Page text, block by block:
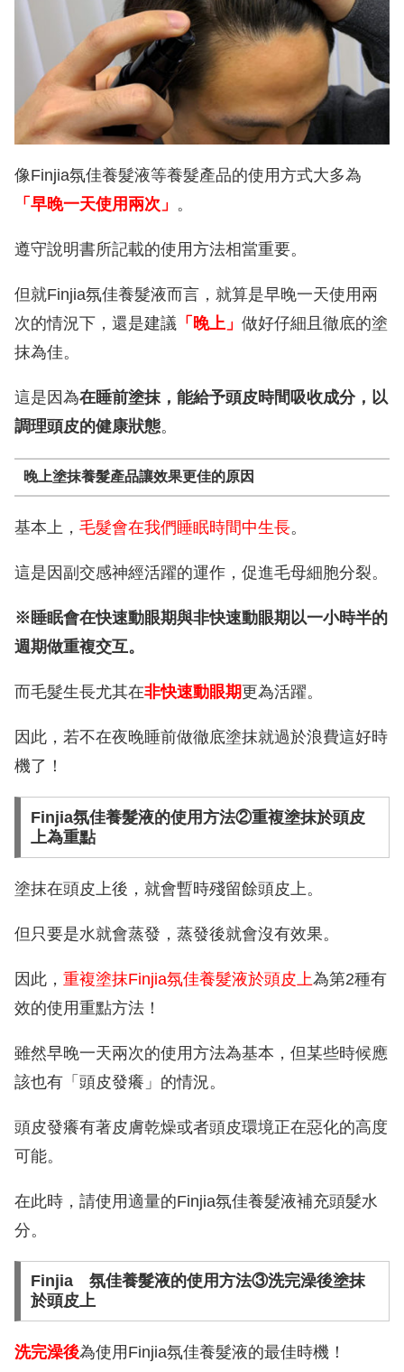
像Finjia氛佳養髮液等養髮產品的使用方式大多為
「早晚一天使用兩次」 。
遵守說明書所記載的使用方法相當重要。
但就Finjia氛佳養髮液而言，就算是早晚一天使用兩
次的情況下，還是建議 「晚上」 做好仔細且徹底的塗
抹為佳。
這是因為在睡前塗抹，能給予頭皮時間吸收成分，以
調理頭皮的健康狀態。
晚上塗抹養髮產品讓效果更佳的原因
基本上， 毛髮會在我們睡眠時間中生長。
這是因副交感神經活躍的運作，促進毛母細胞分裂。
※睡眠會在快速動眼期與非快速動眼期以一小時半的
週期做重複交互。
而毛髮生長尤其在非快速動眼期更為活躍。
因此，若不在夜晚睡前做徹底塗抹就過於浪費這好時
機了！
Finjia氛佳養髮液的使用方法②重複塗抹於頭皮
上為重點
塗抹在頭皮上後，就會暫時殘留餘頭皮上。
但只要是水就會蒸發，蒸發後就會沒有效果。
因此， 重複塗抹Finjia氛佳養髮液於頭皮上為第2種有
效的使用重點方法！
雖然早晚一天兩次的使用方法為基本，但某些時候應
該也有「頭皮發癢」的情況。
頭皮發癢有著皮膚乾燥或者頭皮環境正在惡化的高度
可能。
在此時，請使用適量的Finjia氛佳養髮液補充頭髮水
分。
Finjia 氛佳養髮液的使用方法③洗完澡後塗抹
於頭皮上
洗完澡後為使用Finjia氛佳養髮液的最佳時機！